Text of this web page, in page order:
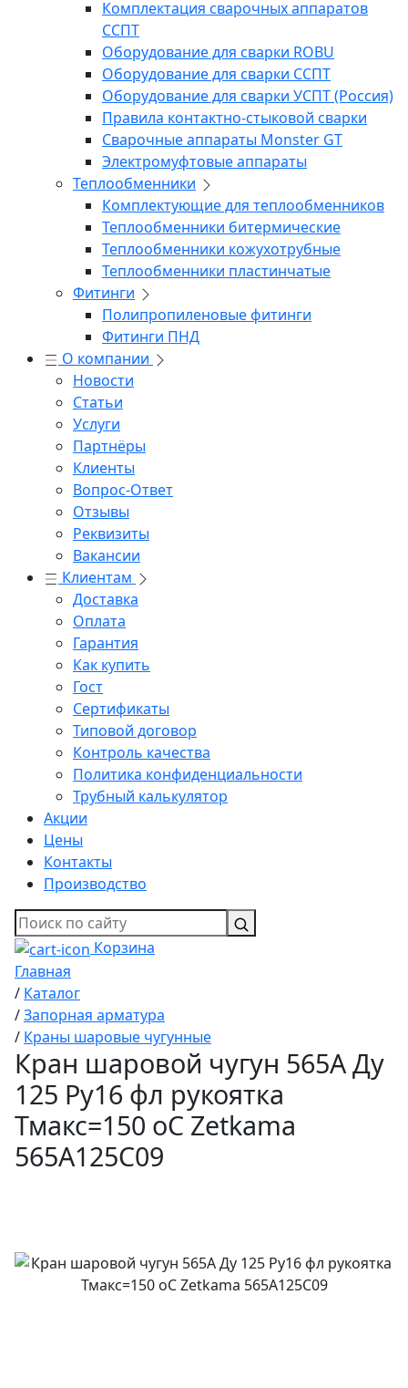
Комплектация сварочных аппаратов
ССПТ
Оборудование для сварки ROBU
Оборудование для сварки ССПТ
Оборудование для сварки УСПТ (Россия)
Правила контактно-стыковой сварки
Сварочные аппараты Monster GT
Электромуфтовые аппараты
Теплообменники
Комплектующие для теплообменников
Теплообменники битермические
Теплообменники кожухотрубные
Теплообменники пластинчатые
Фитинги
Полипропиленовые фитинги
Фитинги ПНД
О компании
Новости
Статьи
Услуги
Партнёры
Клиенты
Вопрос-Ответ
Отзывы
Реквизиты
Вакансии
Клиентам
Доставка
Оплата
Гарантия
Как купить
Гост
Сертификаты
Типовой договор
Контроль качества
Политика конфиденциальности
Трубный калькулятор
Акции
Цены
Контакты
Производство
Корзина
Главная
/ Каталог
/Запорная арматура
/ Краны шаровые чугунные
Кран шаровой чугун 565A Ду
125 Ру16 фл рукоятка
Тмакс=150 оС Zetkama
565A125C09